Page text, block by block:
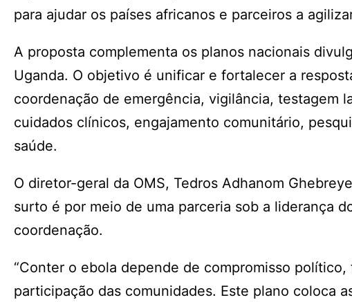
para ajudar os países africanos e parceiros a
A proposta complementa os planos nacionais
Uganda. O objetivo é unificar e fortalecer a
coordenação de emergência, vigilância, testagem
cuidados clínicos, engajamento comunitário,
saúde.
O diretor-geral da OMS, Tedros Adhanom
surto é por meio de uma parceria sob a liderança
coordenação.
“Conter o ebola depende de compromisso
participação das comunidades. Este plano coloca